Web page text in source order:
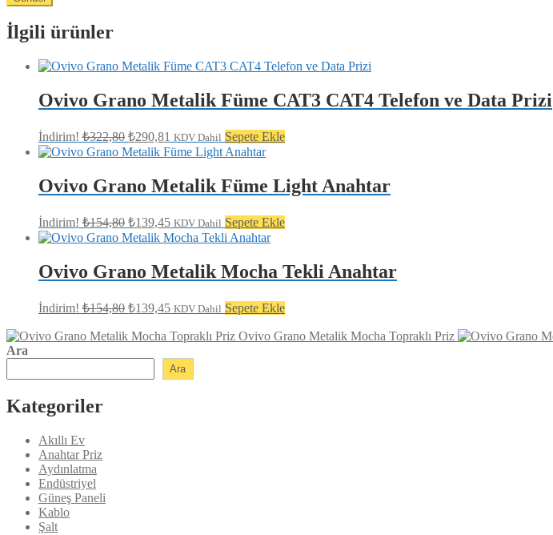
İlgili ürünler
Ovivo Grano Metalik Füme CAT3 CAT4 Telefon ve Data Prizi
İndirim! ₺322,80 Orijinal
fiyat:
₺290,81 Şu
andaki
fiyat:
₺290,81.
KDV Dahil Sepete Ekle
Ovivo Grano Metalik Füme Light Anahtar
İndirim! ₺154,80 Orijinal
fiyat:
₺139,45 Şu
andaki
fiyat:
₺139,45.
KDV Dahil Sepete Ekle
Ovivo Grano Metalik Mocha Tekli Anahtar
İndirim! ₺154,80 Orijinal
₺154,80.
₺139,45 Şu
fiyat:
KDV Dahil Sepete Ekle
Ovivo Grano Metalik Mocha Topraklı Priz
Ara
Ara
Kategoriler
Akıllı Ev
Anahtar Priz
Aydınlatma
Endüstriyel
Güneş Paneli
Kablo
Şalt